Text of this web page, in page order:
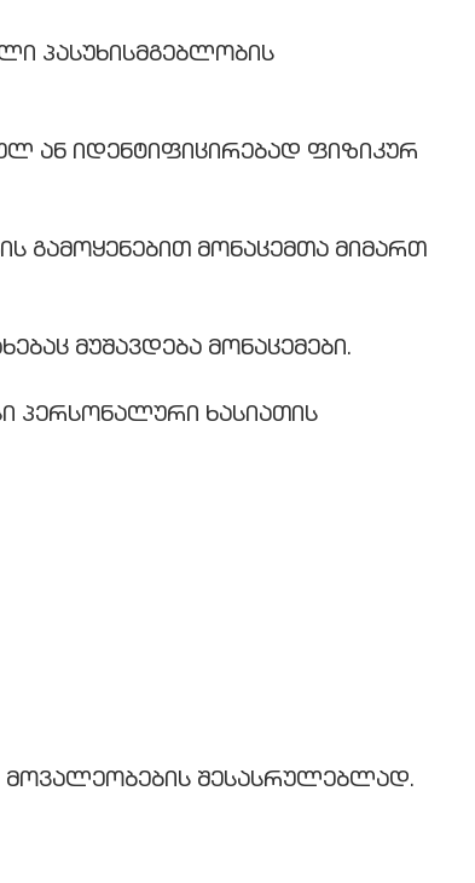
პასუხისმგებლობის
ან იდენტიფიცირებად ფიზიკურ
გამოყენებით მონაცემთა მიმართ
მუშავდება მონაცემები.
პერსონალური ხასიათის
მოვალეობების შესასრულებლად.